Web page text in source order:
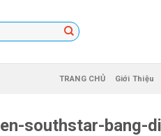
TRANG CHỦ Giới Thiệu
southstar-bang-